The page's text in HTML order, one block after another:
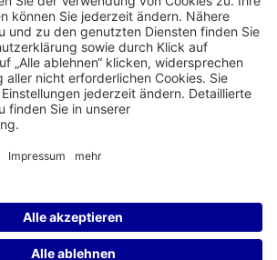
properties.socialType
properties.socialType
Airport Services Worldwide